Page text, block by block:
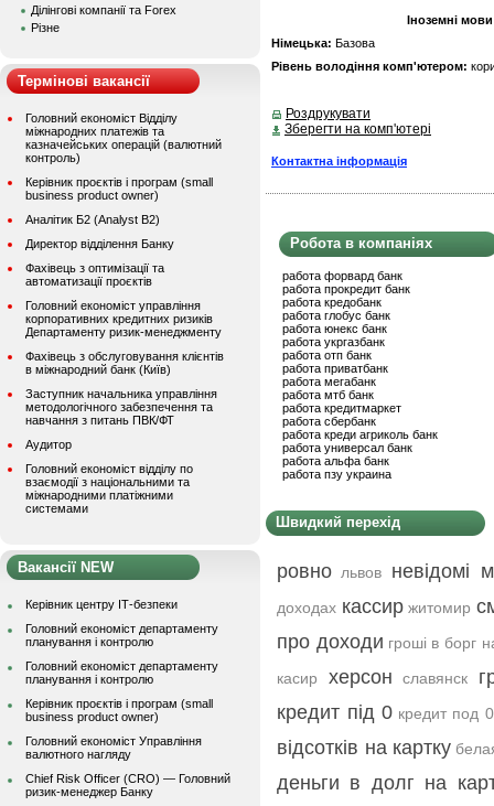
Ділінгові компанії та Forex
Різне
Термінові вакансії
Головний економіст Відділу
міжнародних платежів та
казначейських операцій (валютний
контроль)
Керівник проєктів і програм (small
business product owner)
Аналітик Б2 (Analyst B2)
Директор відділення Банку
Фахівець з оптимізації та
автоматизації проєктів
Головний економіст управління
корпоративних кредитних ризиків
Департаменту ризик-менеджменту
Фахівець з обслуговування клієнтів
в міжнародний банк (Київ)
Заступник начальника управління
методологічного забезпечення та
навчання з питань ПВК/ФТ
Аудитор
Головний економіст відділу по
взаємодії з національними та
міжнародними платіжними
системами
Вакансії NEW
Керівник центру ІТ-безпеки
Головний економіст департаменту
планування і контролю
Головний економіст департаменту
планування і контролю
Керівник проєктів і програм (small
business product owner)
Головний економіст Управління
валютного нагляду
Chief Risk Officer (CRO) — Головний
ризик-менеджер Банку
Іноземні
Німецька: Базова
Рівень володіння комп'ютером:
Роздрукувати
Зберегти на комп'ютері
Контактна інформація
Робота в компаніях
работа форвард банк
работа прокредит банк
работа кредобанк
работа глобус банк
работа юнекс банк
работа укргазбанк
работа отп банк
работа приватбанк
работа мегабанк
работа мтб банк
работа кредитмаркет
работа сбербанк
работа креди агриколь банк
работа универсал банк
работа альфа банк
работа пзу украина
Швидкий перехід
ровно львов невідомі
доходах кассир житомир
про доходи гроші в борг
касир
херсон славянск
кредит під 0 кредит под 0
відсотків на картку
деньги в долг на